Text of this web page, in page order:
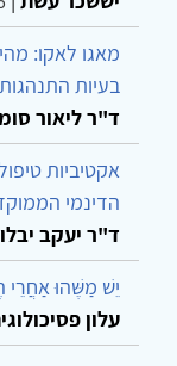
מאגו לאקו:
בעיות התנהגות
ד"ר ליאור
אקטיביות
הדינמי
ד"ר יעקב
יֵשׁ מַשֶּׁהוּ
עלון